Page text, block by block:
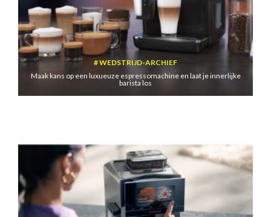
WEDSTRIJD-ARCHIEF
Maak kans op een luxueuze espressomachine en laat je innerlijke
barista los